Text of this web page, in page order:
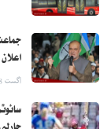
اعلان
اگست 8, 2026